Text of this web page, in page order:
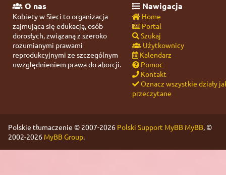
O nas
Kobiety w Sieci to organizacja
zajmująca się edukacją, osób
dorosłych, związaną z szeroko
rozumianymi prawami
reprodukcyjnymi ze szczególnym
uwzględnieniem prawa do aborcji.
Nawigacja
Home
Portal
Szukaj
Użytkownicy
Kalendarz
Pomoc
Kontakt
Oznacz wszystkie działy
przeczytane
Polskie tłumaczenie © 2007-2026 Polski Support MyBB MyBB, ©
2002-2026 MyBB Group.